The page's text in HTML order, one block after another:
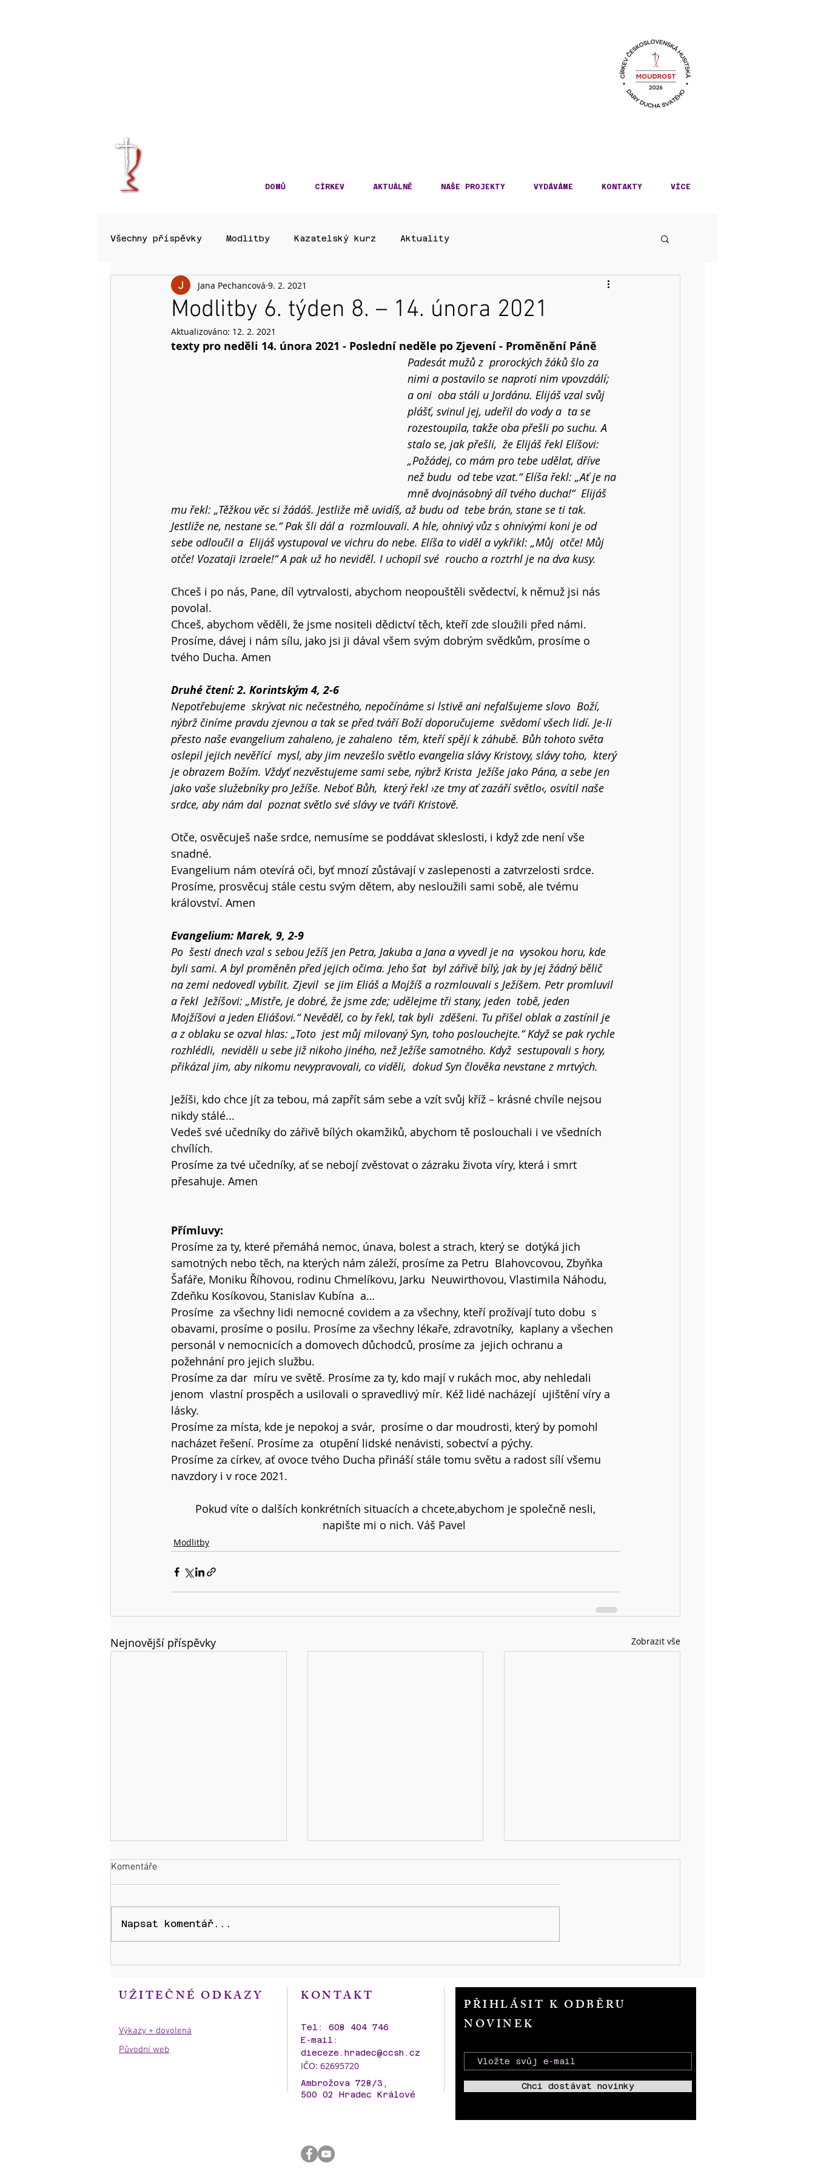
DOMŮ CÍRKEV AKTUÁLNĚ NAŠE PROJEKTY VYDÁVÁME KONTAKTY VÍCE
Všechny příspěvky Modlitby Kazatelský kurz Aktuality
Modlitby 6. týden 8. – 14. února 2021
Jana Pechancová 9. 2. 2021
Aktualizováno: 12. 2. 2021
texty pro neděli 14. února 2021 - Poslední neděle po Zjevení - Proměnění Páně
Padesát mužů z  prorockých žáků šlo za
nimi a postavilo se naproti nim vpovzdálí;
a oni  oba stáli u Jordánu. Elijáš vzal svůj
plášť, svinul jej, udeřil do vody a  ta se
rozestoupila, takže oba přešli po suchu. A
stalo se, jak přešli,  že Elijáš řekl Elíšovi:
„Požádej, co mám pro tebe udělat, dříve
než budu  od tebe vzat.“ Elíša řekl: „Ať je na
mně dvojnásobný díl tvého ducha!“  Elijáš
mu řekl: „Těžkou věc si žádáš. Jestliže mě uvidíš, až budu od  tebe brán, stane se ti tak.
Jestliže ne, nestane se.“ Pak šli dál a  rozmlouvali. A hle, ohnivý vůz s ohnivými koni je od
sebe odloučil a  Elijáš vystupoval ve vichru do nebe. Elíša to viděl a vykřikl: „Můj  otče! Můj
otče! Vozataji Izraele!“ A pak už ho neviděl. I uchopil své  roucho a roztrhl je na dva kusy.
Chceš i po nás, Pane, díl vytrvalosti, abychom neopouštěli svědectví, k němuž jsi nás
povolal.
Chceš, abychom věděli, že jsme nositeli dědictví těch, kteří zde sloužili před námi.
Prosíme, dávej i nám sílu, jako jsi ji dával všem svým dobrým svědkům, prosíme o
tvého Ducha. Amen
Druhé čtení: 2. Korintským 4, 2-6
Nepotřebujeme  skrývat nic nečestného, nepočínáme si lstivě ani nefalšujeme slovo  Boží,
nýbrž činíme pravdu zjevnou a tak se před tváří Boží doporučujeme  svědomí všech lidí. Je-li
přesto naše evangelium zahaleno, je zahaleno  těm, kteří spějí k záhubě. Bůh tohoto světa
oslepil jejich nevěřící  mysl, aby jim nevzešlo světlo evangelia slávy Kristovy, slávy toho,  který
je obrazem Božím. Vždyť nezvěstujeme sami sebe, nýbrž Krista  Ježíše jako Pána, a sebe jen
jako vaše služebníky pro Ježíše. Neboť Bůh,  který řekl ›ze tmy ať zazáří světlo‹, osvítil naše
srdce, aby nám dal  poznat světlo své slávy ve tváři Kristově.
Otče, osvěcuješ naše srdce, nemusíme se poddávat skleslosti, i když zde není vše
snadné.
Evangelium nám otevírá oči, byť mnozí zůstávají v zaslepenosti a zatvrzelosti srdce.
Prosíme, prosvěcuj stále cestu svým dětem, aby nesloužili sami sobě, ale tvému
království. Amen
Evangelium: Marek, 9, 2-9
Po  šesti dnech vzal s sebou Ježíš jen Petra, Jakuba a Jana a vyvedl je na  vysokou horu, kde
byli sami. A byl proměněn před jejich očima. Jeho šat  byl zářivě bílý, jak by jej žádný bělič
na zemi nedovedl vybílit. Zjevil  se jim Eliáš a Mojžíš a rozmlouvali s Ježíšem. Petr promluvil
a řekl  Ježíšovi: „Mistře, je dobré, že jsme zde; udělejme tři stany, jeden  tobě, jeden
Mojžíšovi a jeden Eliášovi.“ Nevěděl, co by řekl, tak byli  zděšeni. Tu přišel oblak a zastínil je
a z oblaku se ozval hlas: „Toto  jest můj milovaný Syn, toho poslouchejte.“ Když se pak rychle
rozhlédli,  neviděli u sebe již nikoho jiného, než Ježíše samotného. Když  sestupovali s hory,
přikázal jim, aby nikomu nevypravovali, co viděli,  dokud Syn člověka nevstane z mrtvých.
Ježíši, kdo chce jít za tebou, má zapřít sám sebe a vzít svůj kříž – krásné chvíle nejsou
nikdy stálé...
Vedeš své učedníky do zářivě bílých okamžiků, abychom tě poslouchali i ve všedních
chvílích.
Prosíme za tvé učedníky, ať se nebojí zvěstovat o zázraku života víry, která i smrt
přesahuje. Amen
Přímluvy:
Prosíme za ty, které přemáhá nemoc, únava, bolest a strach, který se  dotýká jich
samotných nebo těch, na kterých nám záleží, prosíme za Petru  Blahovcovou, Zbyňka
Šafáře, Moniku Říhovou, rodinu Chmelíkovu, Jarku  Neuwirthovou, Vlastimila Náhodu,
Zdeňku Kosíkovou, Stanislav Kubína  a…
Prosíme  za všechny lidi nemocné covidem a za všechny, kteří prožívají tuto dobu  s
obavami, prosíme o posilu. Prosíme za všechny lékaře, zdravotníky,  kaplany a všechen
personál v nemocnicích a domovech důchodců, prosíme za  jejich ochranu a
požehnání pro jejich službu.
Prosíme za dar  míru ve světě. Prosíme za ty, kdo mají v rukách moc, aby nehledali
jenom  vlastní prospěch a usilovali o spravedlivý mír. Kéž lidé nacházejí  ujištění víry a
lásky.
Prosíme za místa, kde je nepokoj a svár,  prosíme o dar moudrosti, který by pomohl
nacházet řešení. Prosíme za  otupění lidské nenávisti, sobectví a pýchy.
Prosíme za církev, ať ovoce tvého Ducha přináší stále tomu světu a radost sílí všemu
navzdory i v roce 2021.
Pokud víte o dalších konkrétních situacích a chcete,abychom je společně nesli,
napište mi o nich. Váš Pavel
Modlitby
Nejnovější příspěvky Zobrazit vše
Komentáře
Napsat komentář...
UŽITEČNÉ ODKAZY
Výkazy + dovolená
Původní web
KONTAKT
Tel: 608 404 746
E-mail:
dieceze.hradec@ccsh.cz
IČO: 62695720
Ambrožova 728/3,
500 02 Hradec Králové
PŘIHLÁSIT K ODBĚRU
NOVINEK
Chci dostávat novinky